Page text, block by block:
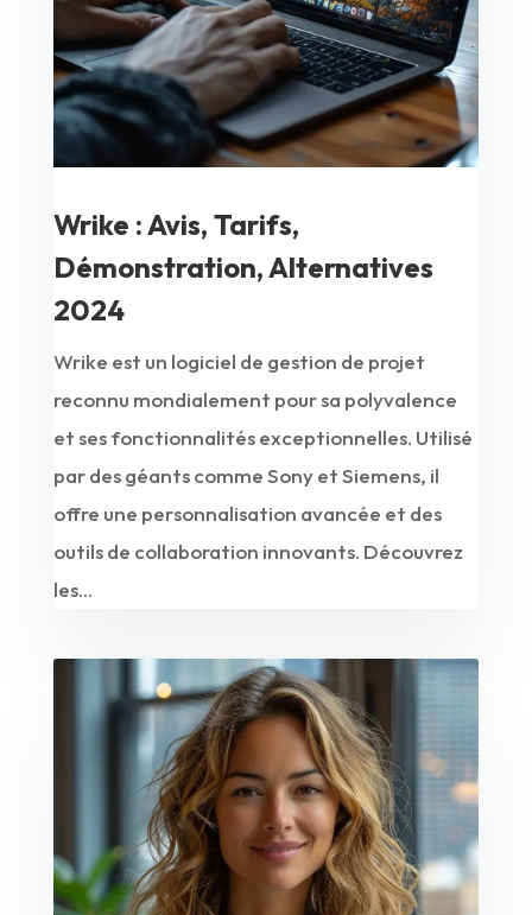
Wrike : Avis, Tarifs,
Démonstration, Alternatives
2024
Wrike est un logiciel de gestion de projet
reconnu mondialement pour sa polyvalence
et ses fonctionnalités exceptionnelles. Utilisé
par des géants comme Sony et Siemens, il
offre une personnalisation avancée et des
outils de collaboration innovants. Découvrez
les...